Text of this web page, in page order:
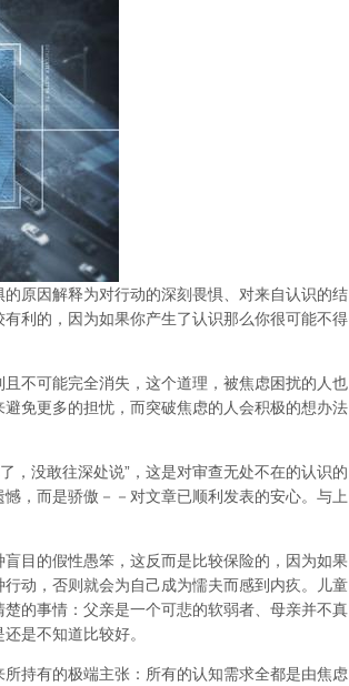
原因解释为对行动的深刻畏惧、对来自认识的结
利的，因为如果你产生了认识那么你很可能不得
不可能完全消失，这个道理，被焦虑困扰的人也
免更多的担忧，而突破焦虑的人会积极的想办法
，没敢往深处说”，这是对审查无处不在的认识的
，而是骄傲－－对文章已顺利发表的安心。与上
目的假性愚笨，这反而是比较保险的，因为如果
动，否则就会为自己成为懦夫而感到内疚。儿童
的事情：父亲是一个可悲的软弱者、母亲并不真
是不知道比较好。
持有的极端主张：所有的认知需求全都是由焦虑